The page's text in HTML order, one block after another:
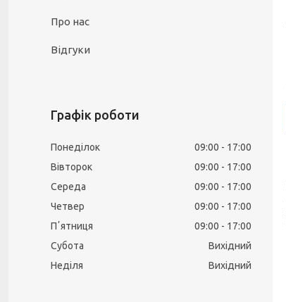
Про нас
Відгуки
Графік роботи
Понеділок 09:00
17:00
Вівторок
09:00
17:00
Середа
09:00
17:00
Четвер
09:00
17:00
Пʼятниця
09:00
17:00
Субота
Вихідний
Неділя
Вихідний